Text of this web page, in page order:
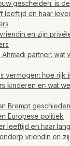
gescheiden: is
leeftijd en haar
en zijn
Ahmadi partner: wat
vermogen: hoe rijk
kinderen en wat
Brempt
Europese politiek
leeftijd en haar
vriendin en